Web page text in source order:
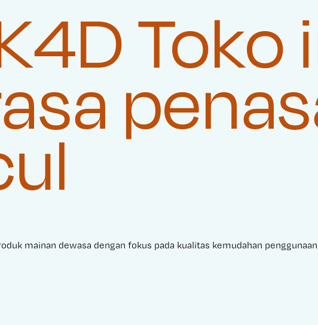
mainan dewasa dengan fokus pada kualitas kemudahan